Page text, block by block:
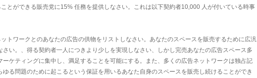
とができる販売党に15% 任務を提供しなさい。これは以下契約者10,000 人が付いている時事
トワークとのあなたの広告の供物をリストしなさい。あなたのスペースを販売するために広汎
い。、得る契約者一人につきより少しを実現しなさい、しかし完売あなたの広告スペース多
ケティングに集中し、満足することを可能にする。また、多くの広告ネットワークは独占記
る問題のために起こるという保証を用いるあなた自身のスペースを販売し続けることができ